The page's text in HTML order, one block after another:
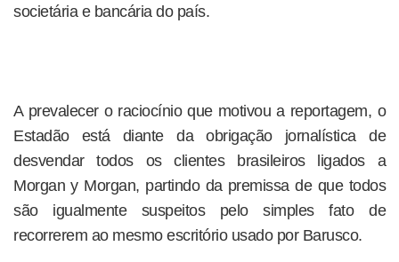
societária e bancária do país.
A prevalecer o raciocínio que motivou a reportagem, o
Estadão está diante da obrigação jornalística de
desvendar todos os clientes brasileiros ligados a
Morgan y Morgan, partindo da premissa de que todos
são igualmente suspeitos pelo simples fato de
recorrerem ao mesmo escritório usado por Barusco.